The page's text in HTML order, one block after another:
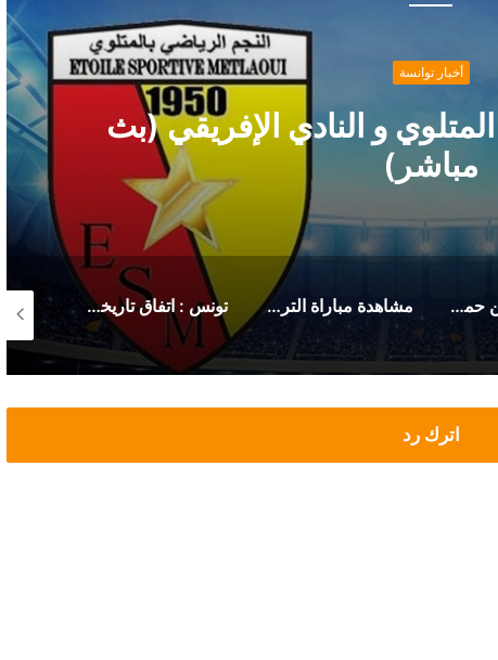
أخبار توانسة
و النادي الإفريقي (بث
قرار رسمي من حمدي المدب بخصوص ماهر الكنزاري مشاهدة مباراة الترجي الرياضي صن داونز (بث مباشر) تونس : اتفاق تاريخي لزيادة أجور وتحسين منح هؤلاء
اترك رد